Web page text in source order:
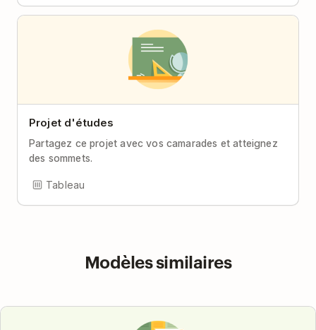
Projet d'études
Partagez ce projet avec vos camarades et atteignez
des sommets.
Tableau
Modèles similaires